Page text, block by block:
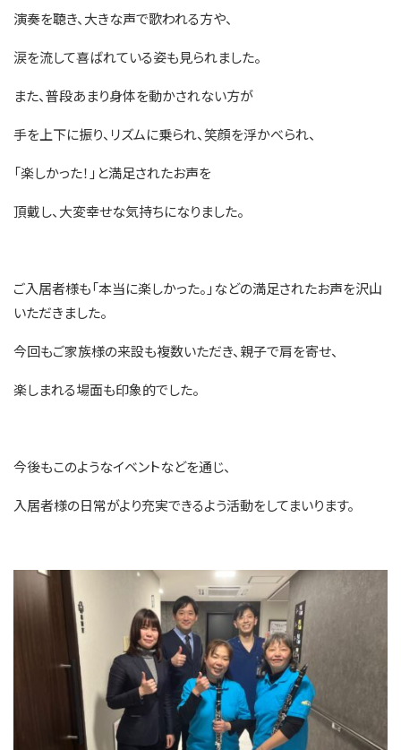
演奏を聴き、大きな声で歌われる方や、
涙を流して喜ばれている姿も見られました。
また、普段あまり身体を動かされない方が
手を上下に振り、リズムに乗られ、笑顔を浮かべられ、
「楽しかった！」と満足されたお声を
頂戴し、大変幸せな気持ちになりました。
ご入居者様も「本当に楽しかった。」などの満足されたお声を沢山
いただきました。
今回もご家族様の来設も複数いただき、親子で肩を寄せ、
楽しまれる場面も印象的でした。
今後もこのようなイベントなどを通じ、
入居者様の日常がより充実できるよう活動をしてまいります。